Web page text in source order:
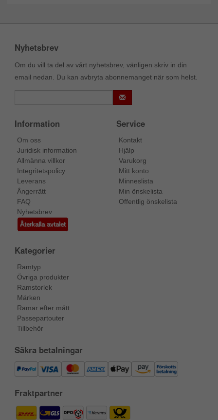
Nyhetsbrev
Om du vill ta del av vårt nyhetsbrev, vänligen skriv in din
email nedan. Du kan avbryta abonnemanget när som helst.
Information
Om oss
Juridisk information
Allmänna villkor
Integritetspolicy
Leverans
Ångerrätt
FAQ
Nyhetsbrev
Återkalla avtalet
Service
Kontakt
Hjälp
Varukorg
Mitt konto
Minneslista
Min önskelista
Offentlig önskelista
Kategorier
Ramtyp
Övriga produkter
Ramstorlek
Märken
Ramar efter mått
Passepartouter
Tillbehör
Säkra betalningar
Fraktpartner